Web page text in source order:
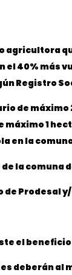
agricultora
el 40% más
Registro
de máximo
máximo 1
en la
la comuna
de Prodesal
el
deberán al